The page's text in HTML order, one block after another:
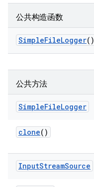
公共构造函数
SimpleFileLogger()
公共方法
SimpleFileLogger
clone()
InputStreamSource